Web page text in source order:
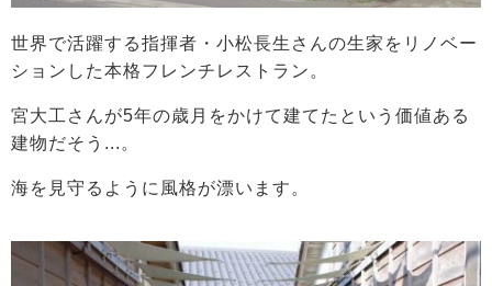
世界で活躍する指揮者・小松長生さんの生家をリノベー
ションした本格フレンチレストラン。
宮大工さんが5年の歳月をかけて建てたという価値ある
建物だそう...。
海を見守るように風格が漂います。